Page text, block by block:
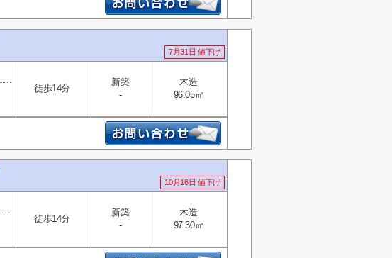
7月31日 値下げ
徒歩14分
新築
-
木造
96.05㎡
10月16日 値下げ
徒歩14分
新築
-
木造
97.30㎡